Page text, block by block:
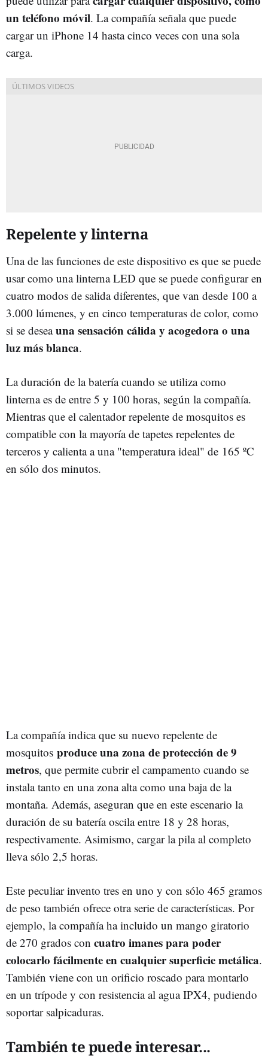
un teléfono móvil. La compañía señala que puede
cargar un iPhone 14 hasta cinco veces con una sola
carga.
Repelente y linterna
Una de las funciones de este dispositivo es que se puede
usar como una linterna LED que se puede configurar en
cuatro modos de salida diferentes, que van desde 100 a
3.000 lúmenes, y en cinco temperaturas de color, como
si se deseauna sensación cálida y acogedora o una
luz más blanca.
La duración de la batería cuando se utiliza como
linterna es de entre 5 y 100 horas, según la compañía.
Mientras que el calentador repelente de mosquitos es
compatible con la mayoría de tapetes repelentes de
terceros y calienta a una "temperatura ideal" de 165 ºC
en sólo dos minutos.
La compañía indica que su nuevo repelente de
mosquitos produce una zona de protección de 9
metros, que permite cubrir el campamento cuando se
instala tanto en una zona alta como una baja de la
montaña. Además, aseguran que en este escenario la
duración de su batería oscila entre 18 y 28 horas,
respectivamente. Asimismo, cargar la pila al completo
lleva sólo 2,5 horas.
Este peculiar invento tres en uno y con sólo 465 gramos
de peso también ofrece otra serie de características. Por
ejemplo, la compañía ha incluido un mango giratorio
de 270 grados con cuatro imanes para poder
colocarlo fácilmente en cualquier superficie metálica.
También viene con un orificio roscado para montarlo
en un trípode y con resistencia al agua IPX4, pudiendo
soportar salpicaduras.
También te puede interesar...